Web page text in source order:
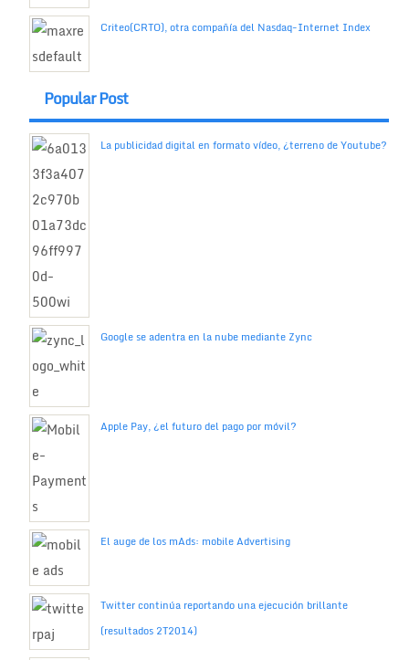
Criteo(CRTO), otra compañía del Nasdaq-Internet Index
Popular Post
La publicidad digital en formato vídeo, ¿terreno de Youtube?
Google se adentra en la nube mediante Zync
Apple Pay, ¿el futuro del pago por móvil?
El auge de los mAds: mobile Advertising
Twitter continúa reportando una ejecución brillante
(resultados 2T2014)